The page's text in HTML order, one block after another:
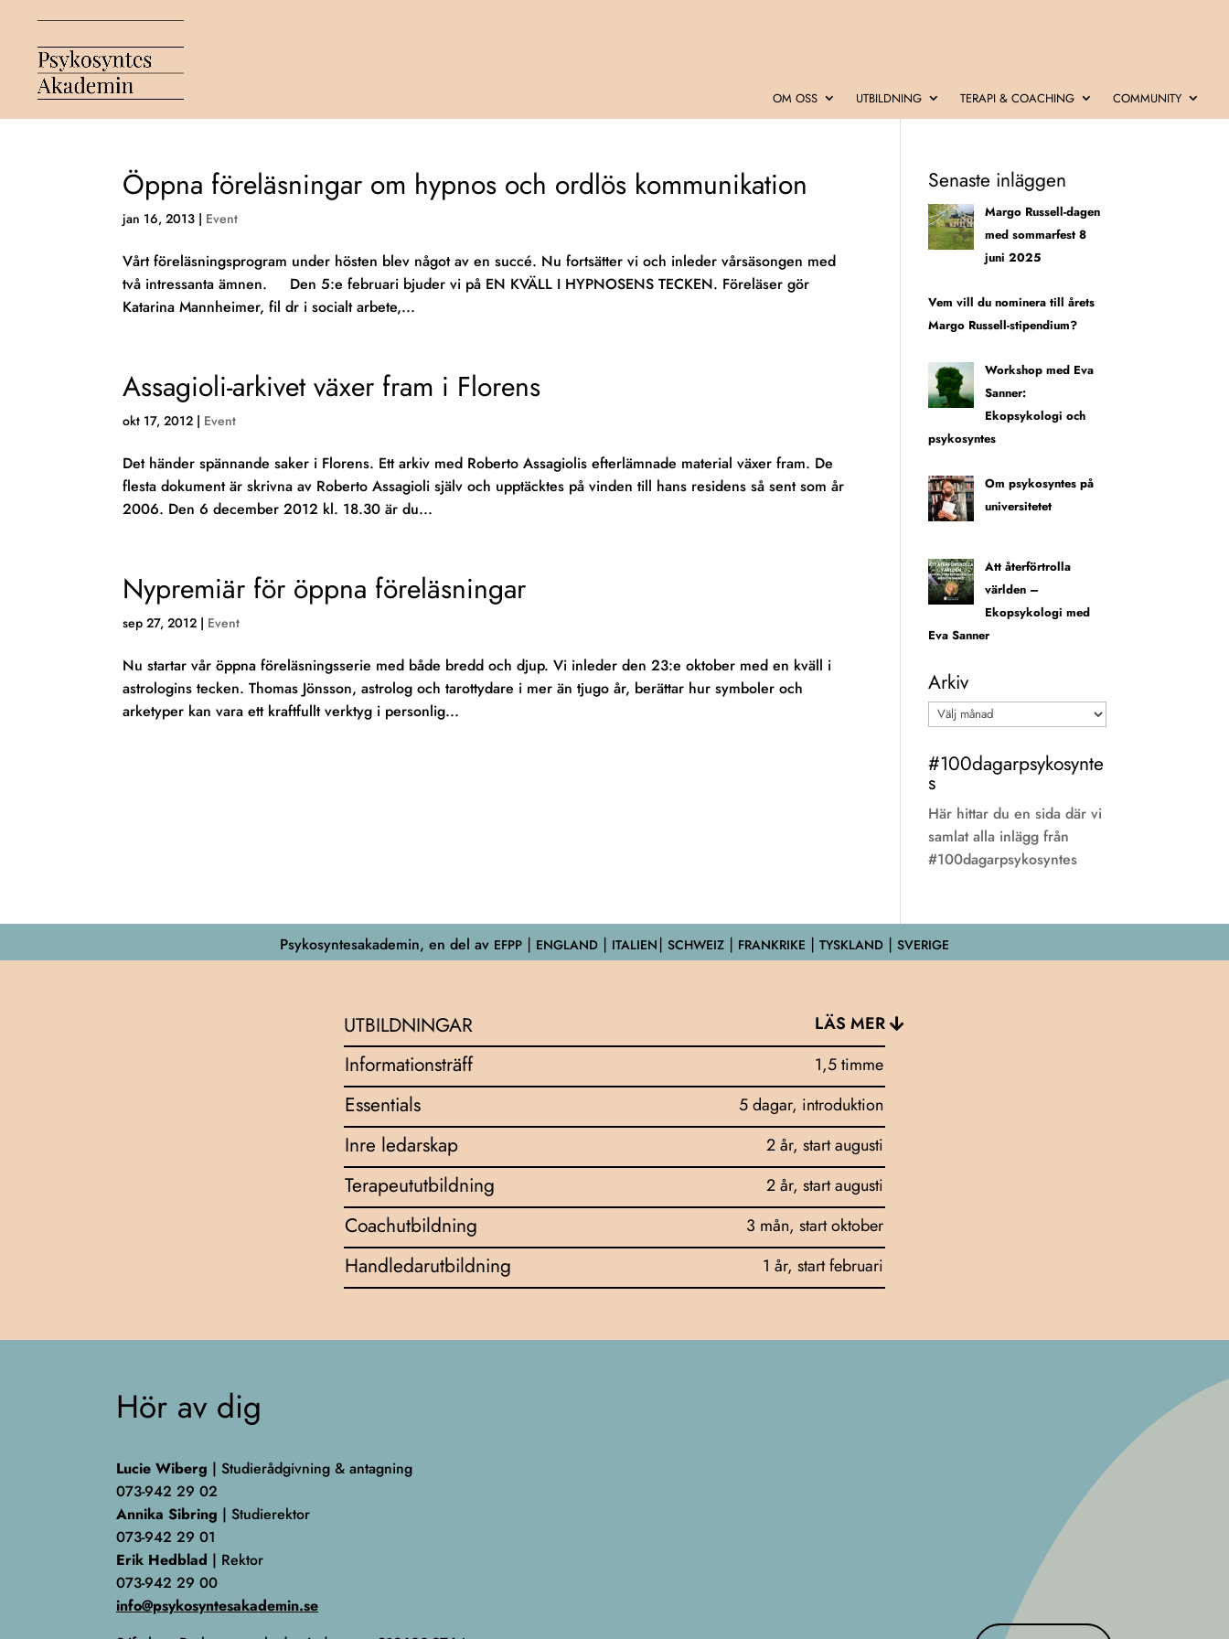
OM OSS UTBILDNING TERAPI & COACHING COMMUNITY
Öppna föreläsningar om hypnos och ordlös kommunikation
jan 16, 2013 | Event
Vårt föreläsningsprogram under hösten blev något av en succé. Nu fortsätter vi och inleder vårsäsongen med
två intressanta ämnen. Den 5:e februari bjuder vi på EN KVÄLL I HYPNOSENS TECKEN. Föreläser gör
Katarina Mannheimer, fil dr i socialt arbete,...
Assagioli-arkivet växer fram i Florens
okt 17, 2012 | Event
Det händer spännande saker i Florens. Ett arkiv med Roberto Assagiolis efterlämnade material växer fram. De
flesta dokument är skrivna av Roberto Assagioli själv och upptäcktes på vinden till hans residens så sent som år
2006. Den 6 december 2012 kl. 18.30 är du...
Nypremiär för öppna föreläsningar
sep 27, 2012 | Event
Nu startar vår öppna föreläsningsserie med både bredd och djup. Vi inleder den 23:e oktober med en kväll i
astrologins tecken. Thomas Jönsson, astrolog och tarottydare i mer än tjugo år, berättar hur symboler och
arketyper kan vara ett kraftfullt verktyg i personlig...
Senaste inläggen
Margo Russell-dagen
med sommarfest 8
juni 2025
Vem vill du nominera till årets
Margo Russell-stipendium?
Workshop med Eva
Sanner:
Ekopsykologi och
psykosyntes
Om psykosyntes på
universitetet
Att återförtrolla
världen –
Ekopsykologi med
Eva Sanner
Arkiv
Arkiv
#100dagarpsykosynte
s
Här hittar du en sida där vi
samlat alla inlägg från
#100dagarpsykosyntes
Psykosyntesakademin, en del av EFPP ⎮ ENGLAND ⎮ ITALIEN⎮ SCHWEIZ ⎮ FRANKRIKE ⎮ TYSKLAND ⎮ SVERIGE
UTBILDNINGAR LÄS MER
Informationsträff 1,5 timme
Essentials 5 dagar, introduktion
Inre ledarskap 2 år, start augusti
Terapeututbildning 2 år, start augusti
Coachutbildning 3 mån, start oktober
Handledarutbildning 1 år, start februari
Hör av dig
Lucie Wiberg | Studierådgivning & antagning
073-942 29 02
Annika Sibring | Studierektor
073-942 29 01
Erik Hedblad | Rektor
073-942 29 00
info@psykosyntesakademin.se